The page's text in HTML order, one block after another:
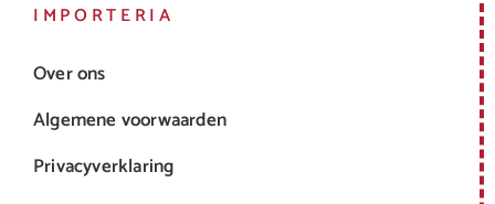
IMPORTERIA
Over ons
Algemene voorwaarden
Privacyverklaring